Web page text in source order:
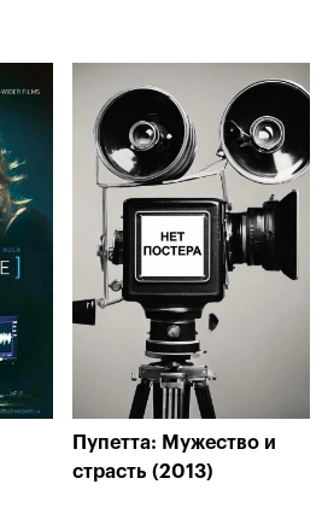
Пупетта: Мужество и
страсть (2013)